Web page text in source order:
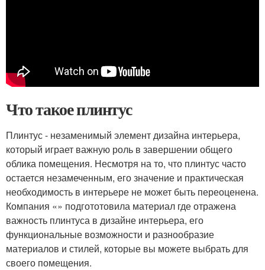
Что такое плинтус
Плинтус - незаменимый элемент дизайна интерьера,
который играет важную роль в завершении общего
облика помещения. Несмотря на то, что плинтус часто
остается незамеченным, его значение и практическая
необходимость в интерьере не может быть переоценена.
Компания «» подгототовила материал где отражена
важность плинтуса в дизайне интерьера, его
функциональные возможности и разнообразие
материалов и стилей, которые вы можете выбрать для
своего помещения.